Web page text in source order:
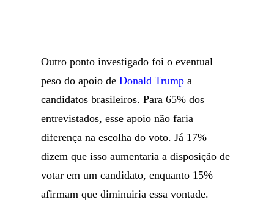
Outro ponto investigado foi o eventual
peso do apoio deDonald Trump a
candidatos brasileiros. Para 65% dos
entrevistados, esse apoio não faria
diferença na escolha do voto. Já 17%
dizem que isso aumentaria a disposição de
votar em um candidato, enquanto 15%
afirmam que diminuiria essa vontade.